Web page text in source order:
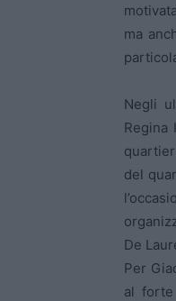
ma
Negli
Regina
del
De
Per
al forte